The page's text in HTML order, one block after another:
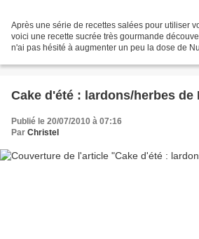
Après une série de recettes salées pour utiliser
voici une recette sucrée très gourmande
n'ai pas hésité à augmenter un peu la dose de
Cake d'été : lardons/herbes de
Publié le 20/07/2010 à 07:16
Par Christel